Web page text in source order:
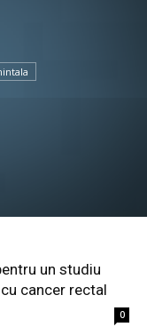
un studiu
cancer rectal
0